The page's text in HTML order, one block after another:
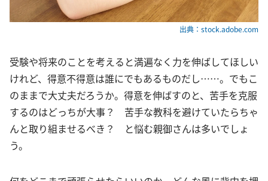
出典：stock.adobe.com
受験や将来のことを考えると満遍なく力を伸ばしてほしい
けれど、得意不得意は誰にでもあるものだし……。でもこ
のままで大丈夫だろうか。得意を伸ばすのと、苦手を克服
するのはどっちが大事？ 苦手な教科を避けていたらちゃ
んと取り組ませるべき？ と悩む親御さんは多いでしょ
う。